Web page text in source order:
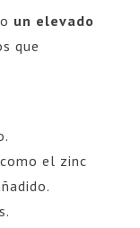
un elevado
que
el zinc